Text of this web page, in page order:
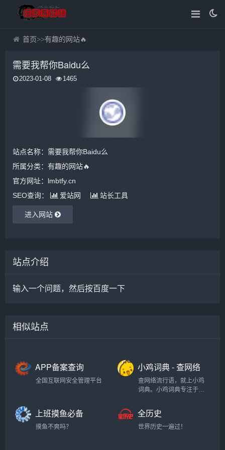
首页>>有趣的网站🔥
需要我帮你Baidu么
2023-01-08 1465
站点名称：需要我帮你Baidu么
所属分类： 有趣的网站🔥
官方网址：lmbtfy.cn
SEO查询：
爱站网 站长工具
进入网站
站点介绍
输入一个问题，然后按百度一下
相似站点
APP备案查询
全国互联网安全管理平台
小鸡词典 - 查网络
流行语，就上小
鸡词典
查网络流行语，就上小鸡
词典。小鸡词典专注于网
以最快的速度在全网捕捉
当下的网络热词。以简单
明了，清晰易懂的形式，
上班摸鱼必备
（假装电脑系统
摸鱼不爽吗？
全历史
世界历史一遍过！